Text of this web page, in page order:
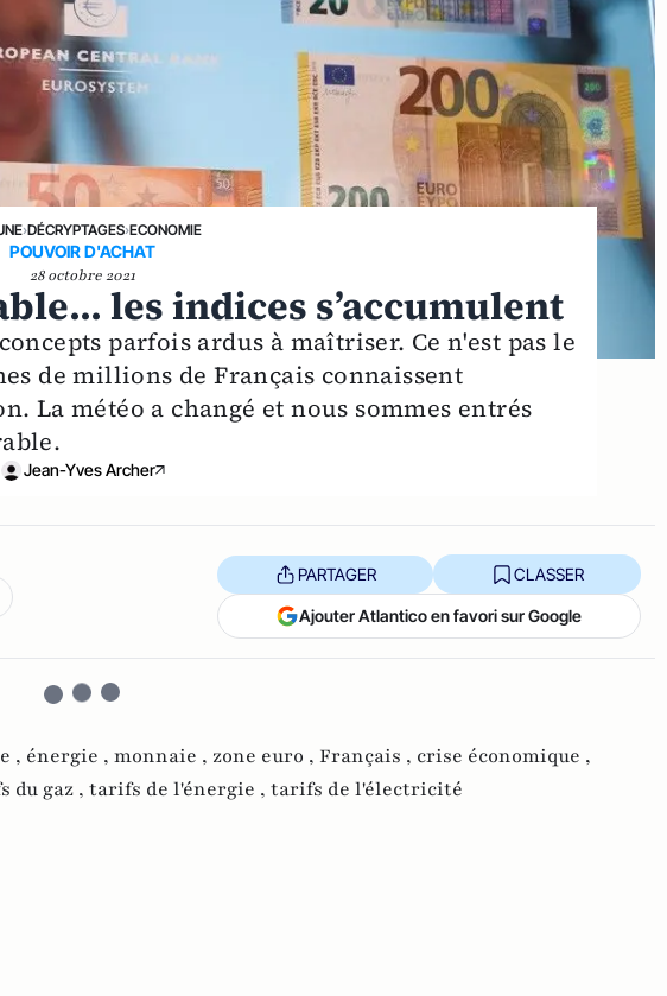
›DÉCRYPTAGES›ECONOMIE
POUVOIR D'ACHAT
28 octobre 2021
les indices s’accumulent
parfois ardus à maîtriser. Ce n'est pas le
de millions de Français connaissent
La météo a changé et nous sommes entrés
Jean-Yves Archer
PARTAGER CLASSER
Ajouter Atlantico en favori sur Google
, énergie , monnaie , zone euro , Français , crise économique ,
du gaz , tarifs de l'énergie , tarifs de l'électricité